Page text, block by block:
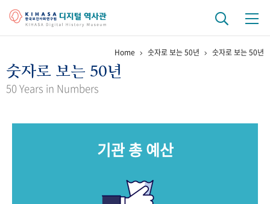
걸어온 길 기관 변천사 역대 기관장
키워드로 보는 연구 역사
Home 숫자로 보는 50년 숫자로 보는 50년
숫자로 보는 50년
50 Years in Numbers
기관 총 예산